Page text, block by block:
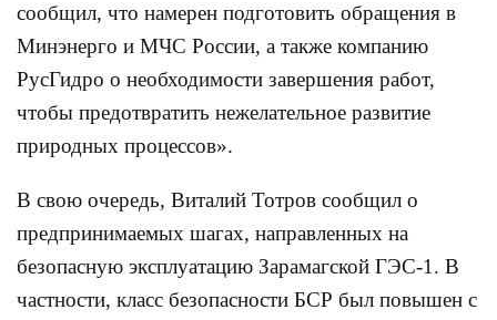
сообщил, что намерен подготовить обращения в
Минэнерго и МЧС России, а также компанию
РусГидро о необходимости завершения работ,
чтобы предотвратить нежелательное развитие
природных процессов».
В свою очередь, Виталий Тотров сообщил о
предпринимаемых шагах, направленных на
безопасную эксплуатацию Зарамагской ГЭС-1. В
частности, класс безопасности БСР был повышен с